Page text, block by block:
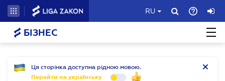
RU
БІЗНЕС
Ця сторінка доступна рідною мовою.
Перейти на українську